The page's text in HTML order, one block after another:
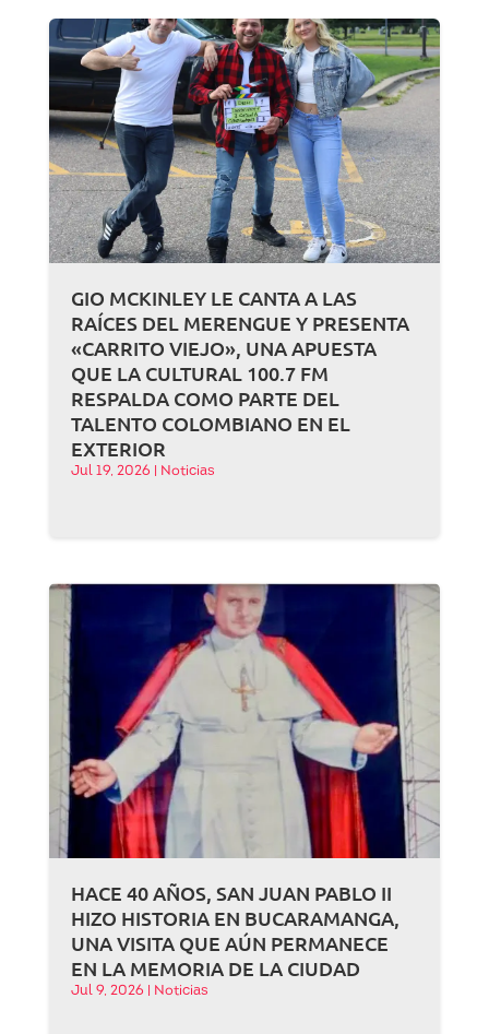
GIO MCKINLEY LE CANTA A LAS
RAÍCES DEL MERENGUE Y PRESENTA
«CARRITO VIEJO», UNA APUESTA
QUE LA CULTURAL 100.7 FM
RESPALDA COMO PARTE DEL
TALENTO COLOMBIANO EN EL
EXTERIOR
Jul 19, 2026 Noticias
HACE 40 AÑOS, SAN JUAN PABLO II
HIZO HISTORIA EN BUCARAMANGA,
UNA VISITA QUE AÚN PERMANECE
EN LA MEMORIA DE LA CIUDAD
Jul 9, 2026 Noticias